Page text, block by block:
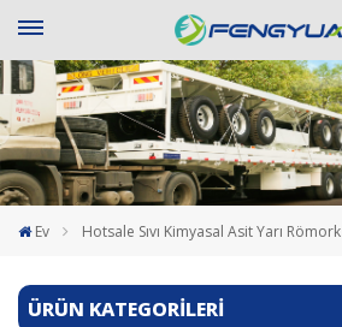
Ev Hotsale Sıvı Kimyasal Asit Yarı Römork
ÜRÜN KATEGORİLERİ